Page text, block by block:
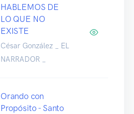
HABLEMOS DE
LO QUE NO
EXISTE
César González _ EL
NARRADOR _
Orando con
Propósito - Santo